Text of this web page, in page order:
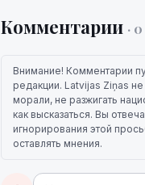
Комментарии · 0
Внимание! Комментарии
редакции. Latvijas Ziņas
морали, не разжигать
как высказаться. Вы
игнорирования этой
оставлять мнения.